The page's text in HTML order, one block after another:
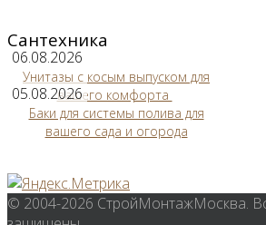
Сантехника
06.08.2026
Унитазы с косым выпуском для
вашего комфорта
05.08.2026
Баки для системы полива для
вашего сада и огорода
© 2004-2026 СтройМонтажМосква.